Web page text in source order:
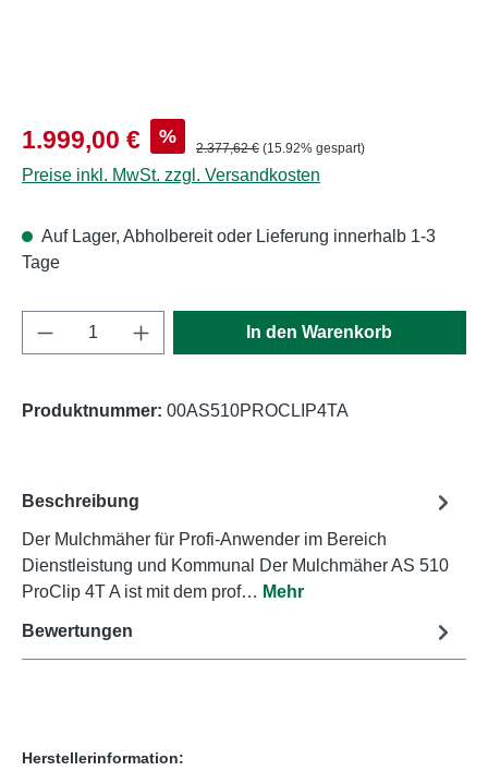
Verkaufspreis:
1.999,00 € % Regulärer Preis:
2.377,62 € (15.92% gespart)
Preise inkl. MwSt. zzgl. Versandkosten
Auf Lager, Abholbereit oder Lieferung innerhalb 1-3
Tage
Produkt Anzahl: Gib den gewünschten
In den Warenkorb
Produktnummer: 00AS510PROCLIP4TA
Beschreibung
Der Mulchmäher für Profi-Anwender im Bereich
Dienstleistung und Kommunal Der Mulchmäher AS 510
ProClip 4T A ist mit dem prof… Mehr
Bewertungen
Herstellerinformation: